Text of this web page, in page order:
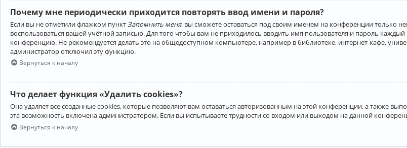
Почему мне периодически приходится повторять ввод имени и пароля?
Если вы не отметили флажком пункт Запомнить меня, вы сможете оставаться под своим именем на конференции только
воспользоваться вашей учётной записью. Для того чтобы вам не приходилось вводить имя пользователя и пароль
конференцию. Не рекомендуется делать это на общедоступном компьютере, например в библиотеке, интернет-кафе,
администратор отключил эту функцию.
Вернуться к началу
Что делает функция «Удалить cookies»?
Она удаляет все созданные cookies, которые позволяют вам оставаться авторизованным на этой конференции, а также
эта возможность включена администратором. Если вы испытываете трудности со входом или выходом на данной
Вернуться к началу